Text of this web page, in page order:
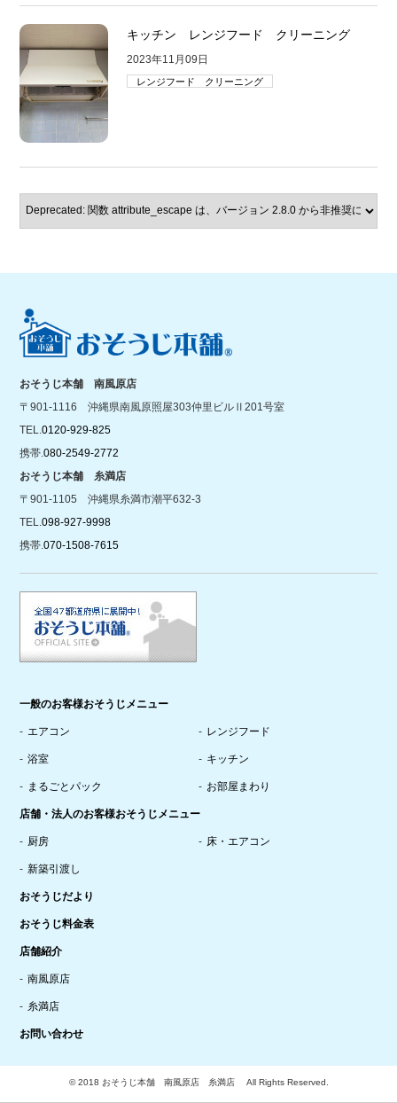
キッチン レンジフード クリーニング
2023年11月09日
レンジフード クリーニング
おそうじ本舗 南風原店
〒901-1116 沖縄県南風原照屋303仲里ビルⅡ201号室
TEL.0120-929-825
携帯.080-2549-2772
おそうじ本舗 糸満店
〒901-1105 沖縄県糸満市潮平632-3
TEL.098-927-9998
携帯.070-1508-7615
一般のお客様おそうじメニュー
エアコン レンジフード
浴室 キッチン
まるごとパック お部屋まわり
店舗・法人のお客様おそうじメニュー
厨房 床・エアコン
新築引渡し
おそうじだより
おそうじ料金表
店舗紹介
南風原店
糸満店
お問い合わせ
© 2018 おそうじ本舗 南風原店 糸満店 All Rights Reserved.